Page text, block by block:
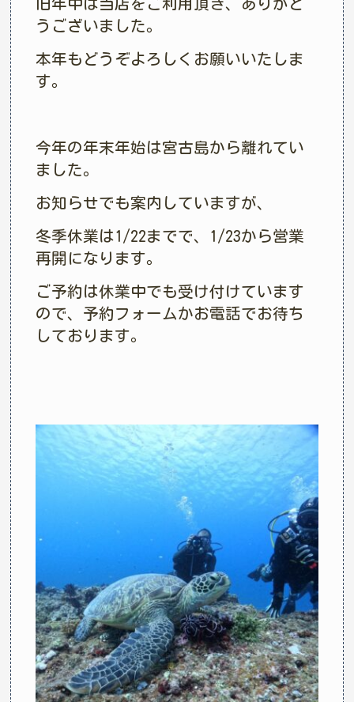
旧年中は当店をご利用頂き、ありがと
うございました。
本年もどうぞよろしくお願いいたしま
す。
今年の年末年始は宮古島から離れてい
ました。
お知らせでも案内していますが、
冬季休業は1/22までで、1/23から営業
再開になります。
ご予約は休業中でも受け付けています
ので、予約フォームかお電話でお待ち
しております。